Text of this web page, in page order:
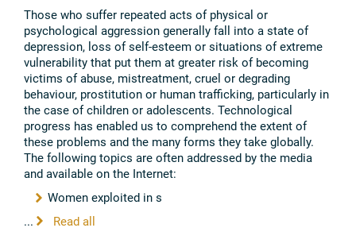
Those who suffer repeated acts of physical or
psychological aggression generally fall into a state of
depression, loss of self-esteem or situations of extreme
vulnerability that put them at greater risk of becoming
victims of abuse, mistreatment, cruel or degrading
behaviour, prostitution or human trafficking, particularly in
the case of children or adolescents. Technological
progress has enabled us to comprehend the extent of
these problems and the many forms they take globally.
The following topics are often addressed by the media
and available on the Internet:
Women exploited in s
...
Read all